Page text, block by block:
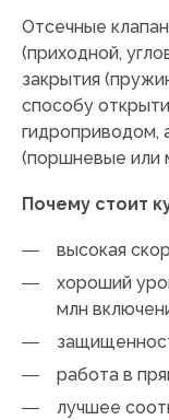
Отсечные
(приходной,
закрытия
способу
гидроприводом,
(поршневые или
Почему стоит
высокая
хороший
млн
работа в
лучшее